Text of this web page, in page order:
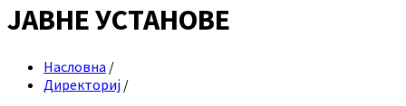
ЈАВНЕ УСТАНОВЕ
Насловна /
Директориј /